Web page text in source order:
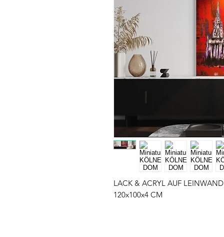
LACK & ACRYL AUF LEINWAND
120x100x4 CM